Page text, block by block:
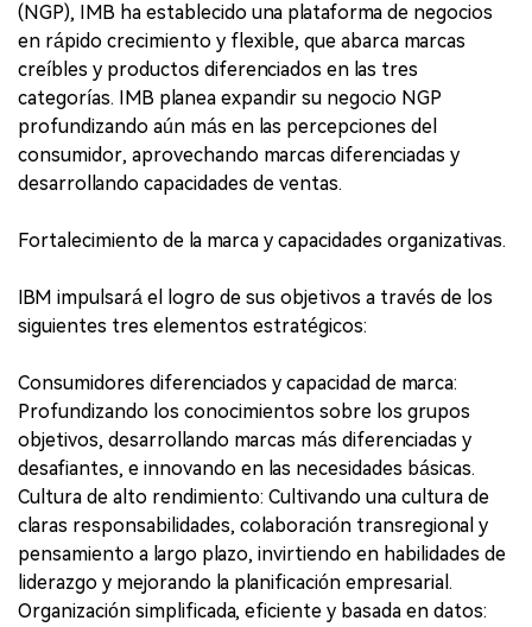
(NGP), IMB ha establecido una plataforma de negocios
en rápido crecimiento y flexible, que abarca marcas
creíbles y productos diferenciados en las tres
categorías. IMB planea expandir su negocio NGP
profundizando aún más en las percepciones del
consumidor, aprovechando marcas diferenciadas y
desarrollando capacidades de ventas.
Fortalecimiento de la marca y capacidades organizativas.
IBM impulsará el logro de sus objetivos a través de los
siguientes tres elementos estratégicos:
Consumidores diferenciados y capacidad de marca:
Profundizando los conocimientos sobre los grupos
objetivos, desarrollando marcas más diferenciadas y
desafiantes, e innovando en las necesidades básicas.
Cultura de alto rendimiento: Cultivando una cultura de
claras responsabilidades, colaboración transregional y
pensamiento a largo plazo, invirtiendo en habilidades de
liderazgo y mejorando la planificación empresarial.
Organización simplificada, eficiente y basada en datos: